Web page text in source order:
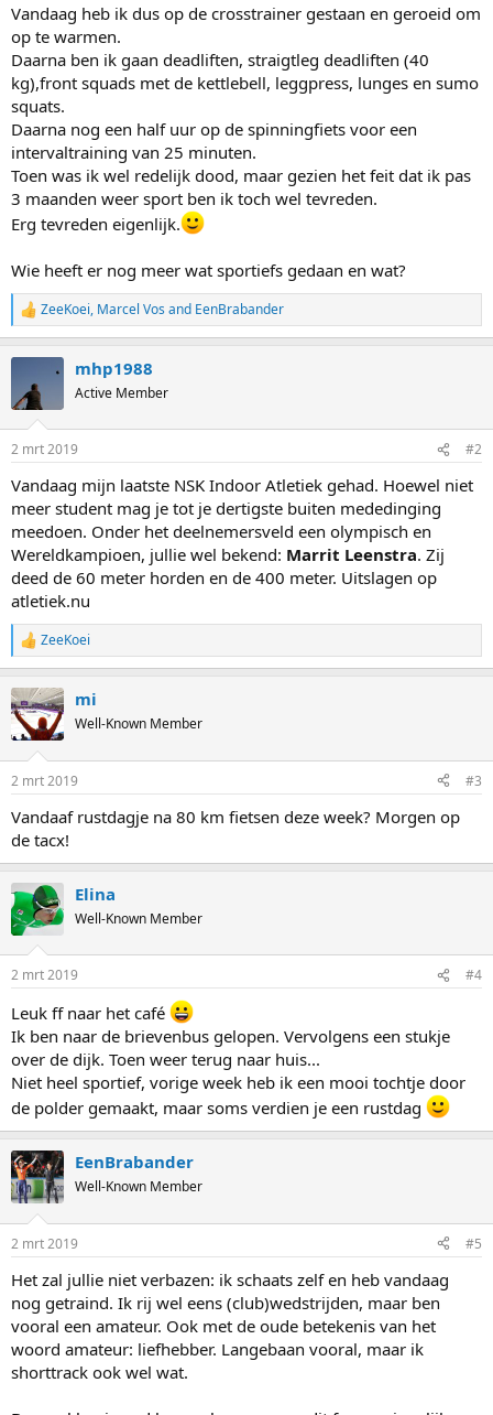
Vandaag heb ik dus op de crosstrainer gestaan en geroeid om
op te warmen.
Daarna ben ik gaan deadliften, straigtleg deadliften (40
kg),front squads met de kettlebell, leggpress, lunges en sumo
squats.
Daarna nog een half uur op de spinningfiets voor een
intervaltraining van 25 minuten.
Toen was ik wel redelijk dood, maar gezien het feit dat ik pas
3 maanden weer sport ben ik toch wel tevreden.
Erg tevreden eigenlijk.
Wie heeft er nog meer wat sportiefs gedaan en wat?
R
e
i
s
ZeeKoei, Marcel Vos and EenBrabander
mhp1988
Active Member
2 mrt 2019 #2
Vandaag mijn laatste NSK Indoor Atletiek gehad. Hoewel niet
meer student mag je tot je dertigste buiten mededinging
meedoen. Onder het deelnemersveld een olympisch en
Wereldkampioen, jullie wel bekend: Marrit Leenstra. Zij
deed de 60 meter horden en de 400 meter. Uitslagen op
atletiek.nu
R
e
c
t
i
s
ZeeKoei
mi
Well-Known Member
2 mrt 2019 #3
Vandaaf rustdagje na 80 km fietsen deze week? Morgen op
de tacx!
Elina
Well-Known Member
2 mrt 2019 #4
Leuk ff naar het café
Ik ben naar de brievenbus gelopen. Vervolgens een stukje
over de dijk. Toen weer terug naar huis...
Niet heel sportief, vorige week heb ik een mooi tochtje door
de polder gemaakt, maar soms verdien je een rustdag
EenBrabander
Well-Known Member
2 mrt 2019 #5
Het zal jullie niet verbazen: ik schaats zelf en heb vandaag
nog getraind. Ik rij wel eens (club)wedstrijden, maar ben
vooral een amateur. Ook met de oude betekenis van het
woord amateur: liefhebber. Langebaan vooral, maar ik
shorttrack ook wel wat.